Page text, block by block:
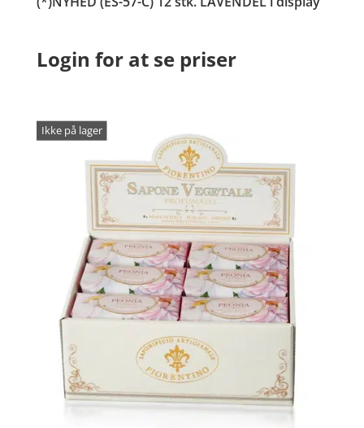
Login for at se priser
Ikke på lager